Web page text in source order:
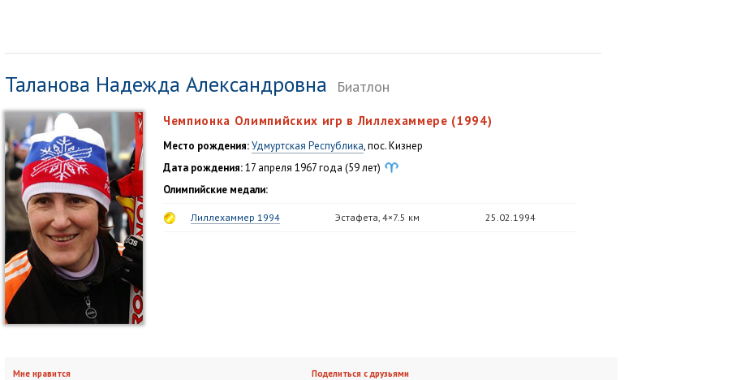
Таланова Надежда Александровна Биатлон
Чемпионка Олимпийских игр в Лиллехаммере (1994)
Место рождения:Удмуртская Республика, пос. Кизнер
Дата рождения:17 апреля 1967 года (59 лет)
Олимпийские медали:
Лиллехаммер 1994 Эстафета, 4×7.5 км 25.02.1994
Мне нравится Поделиться с друзьями